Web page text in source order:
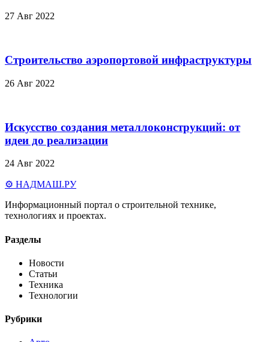
27 Авг 2022
Строительство аэропортовой инфраструктуры
26 Авг 2022
Искусство создания металлоконструкций: от
идеи до реализации
24 Авг 2022
⚙️ НАДМАШ.РУ
Информационный портал о строительной технике,
технологиях и проектах.
Разделы
Новости
Статьи
Техника
Технологии
Рубрики